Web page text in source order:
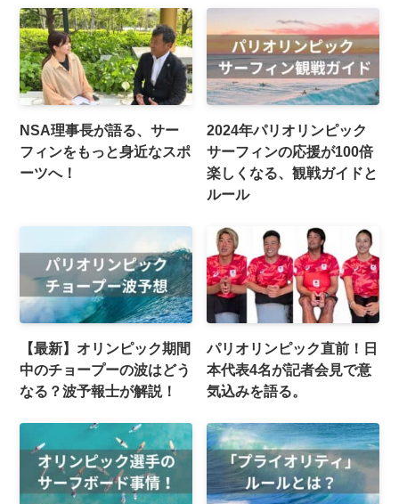
NSA理事長が語る、サー
フィンをもっと身近なスポ
ーツへ！
2024年パリオリンピック
サーフィンの応援が100倍
楽しくなる、観戦ガイドと
ルール
【最新】オリンピック期間
中のチョープーの波はどう
なる？波予報士が解説！
パリオリンピック直前！日
本代表4名が記者会見で意
気込みを語る。